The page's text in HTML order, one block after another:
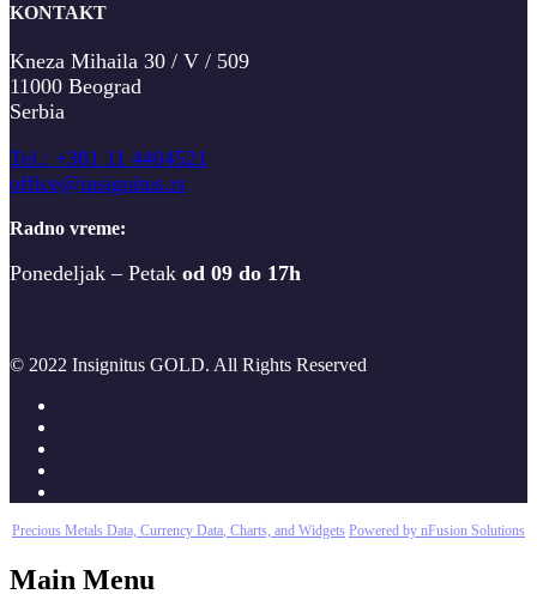
KONTAKT
Kneza Mihaila 30 / V / 509
11000 Beograd
Serbia
Tel.: +381 11 4404521
office@insignitus.rs
Radno vreme:
Ponedeljak – Petak od 09 do 17h
© 2022 Insignitus GOLD. All Rights Reserved
Precious Metals Data, Currency Data , Charts, and Widgets Powered by nFusion Solutions
Main Menu